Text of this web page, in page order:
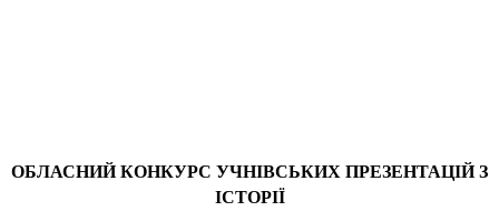
ОБЛАСНИЙ КОНКУРС УЧНІВСЬКИХ ПРЕЗЕНТАЦІЙ З
ІСТОРІЇ